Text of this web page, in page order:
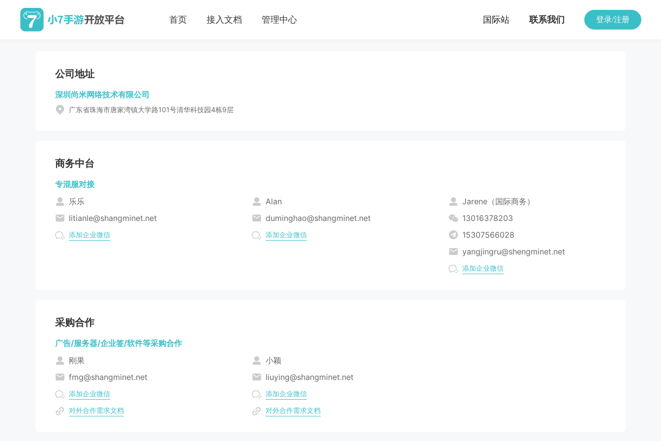
首页 接入文档 管理中心 国际站 联系我们 登录/注册
公司地址
深圳尚米网络技术有限公司
广东省珠海市唐家湾镇大学路101号清华科技园4栋9层
商务中台
专混服对接
乐乐
litianle@shangminet.net
添加企业微信
Alan
duminghao@shangminet.net
添加企业微信
Jarene（国际商务）
13016378203
15307566028
yangjingru@shengminet.net
添加企业微信
采购合作
广告/服务器/企业签/软件等采购合作
刚果
fmg@shangminet.net
添加企业微信
对外合作需求文档
小颖
liuying@shangminet.net
添加企业微信
对外合作需求文档